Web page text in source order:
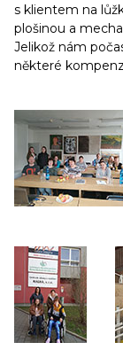
s klientem na
plošinou a
Jelikož nám
některé